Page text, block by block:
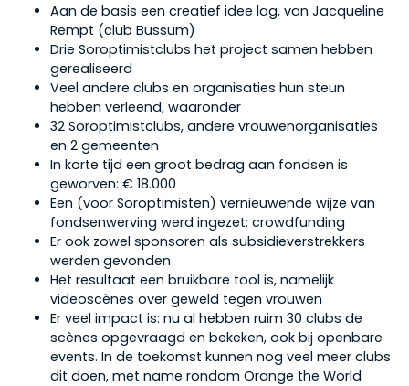
Aan de basis een creatief idee lag, van Jacqueline
Rempt (club Bussum)
Drie Soroptimistclubs het project samen hebben
gerealiseerd
Veel andere clubs en organisaties hun steun
hebben verleend, waaronder
32 Soroptimistclubs, andere vrouwenorganisaties
en 2 gemeenten
In korte tijd een groot bedrag aan fondsen is
geworven: € 18.000
Een (voor Soroptimisten) vernieuwende wijze van
fondsenwerving werd ingezet: crowdfunding
Er ook zowel sponsoren als subsidieverstrekkers
werden gevonden
Het resultaat een bruikbare tool is, namelijk
videoscènes over geweld tegen vrouwen
Er veel impact is: nu al hebben ruim 30 clubs de
scènes opgevraagd en bekeken, ook bij openbare
events. In de toekomst kunnen nog veel meer clubs
dit doen, met name rondom Orange the World